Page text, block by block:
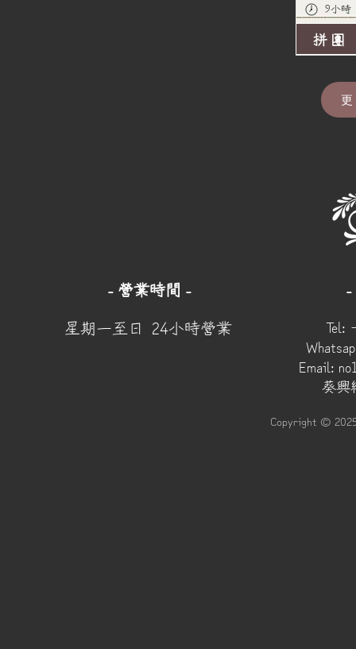
9小時
拼團
- 營業時間 -
​星期一至日 24小時營業
-
Tel:
Email:
葵興
Copyright ©